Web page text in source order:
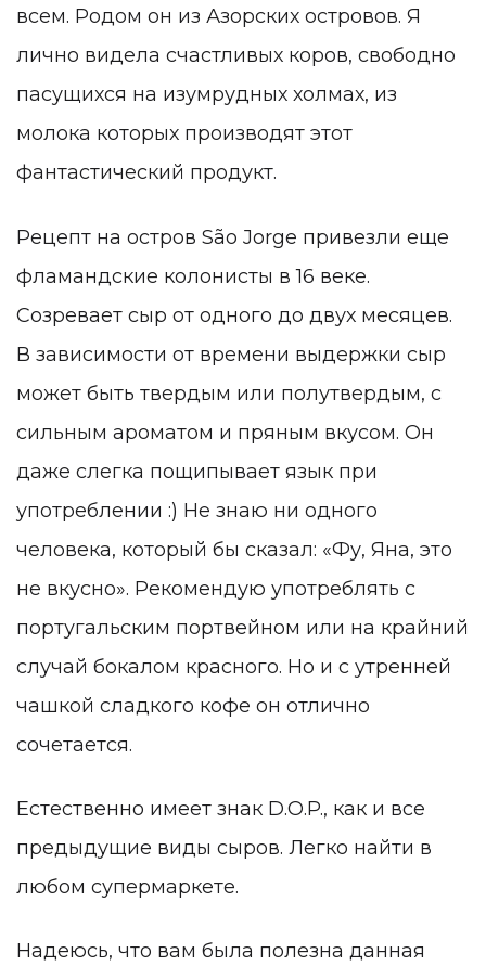
всем. Родом он из Азорских островов. Я
лично видела счастливых коров, свободно
пасущихся на изумрудных холмах, из
молока которых производят этот
фантастический продукт.
Рецепт на остров São Jorge привезли еще
фламандские колонисты в 16 веке.
Созревает сыр от одного до двух месяцев.
В зависимости от времени выдержки сыр
может быть твердым или полутвердым, с
сильным ароматом и пряным вкусом. Он
даже слегка пощипывает язык при
употреблении :) Не знаю ни одного
человека, который бы сказал: «Фу, Яна, это
не вкусно». Рекомендую употреблять с
португальским портвейном или на крайний
случай бокалом красного. Но и с утренней
чашкой сладкого кофе он отлично
сочетается.
Естественно имеет знак D.O.P., как и все
предыдущие виды сыров. Легко найти в
любом супермаркете.
Надеюсь, что вам была полезна данная